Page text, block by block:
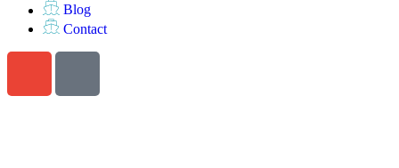
Blog
Contact